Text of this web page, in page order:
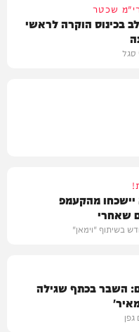
שכטר
בכינוס הוקרה לראשי
סגל
יישכחו מהקעמפ
שאחרי
בשיתוף "וימאן"
השבר בכתף שגילה
גפן